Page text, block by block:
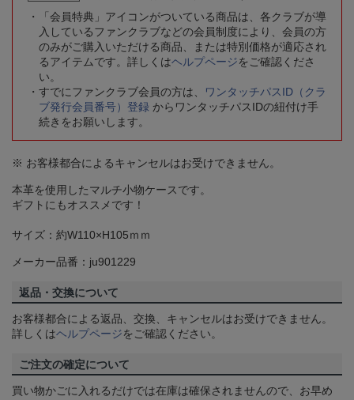
「会員特典」アイコンがついている商品は、各クラブが導
入しているファンクラブなどの会員制度により、会員の方
のみがご購入いただける商品、または特別価格が適応され
るアイテムです。詳しくはヘルプページをご確認くださ
い。
すでにファンクラブ会員の方は、
ワンタッチパスID（クラ
ブ発行会員番号）登録 からワンタッチパスIDの紐付け手
続きをお願いします。
※ お客様都合によるキャンセルはお受けできません。
本革を使用したマルチ小物ケースです。
ギフトにもオススメです！
サイズ：約W110×H105ｍｍ
メーカー品番：ju901229
返品・交換について
お客様都合による返品、交換、キャンセルはお受けできません。
詳しくはヘルプページをご確認ください。
ご注文の確定について
買い物かごに入れるだけでは在庫は確保されませんので、お早め